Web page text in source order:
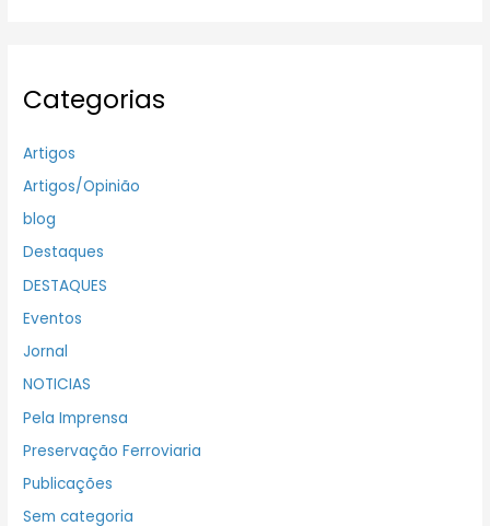
Categorias
Artigos
Artigos/Opinião
blog
Destaques
DESTAQUES
Eventos
Jornal
NOTICIAS
Pela Imprensa
Preservação Ferroviaria
Publicações
Sem categoria